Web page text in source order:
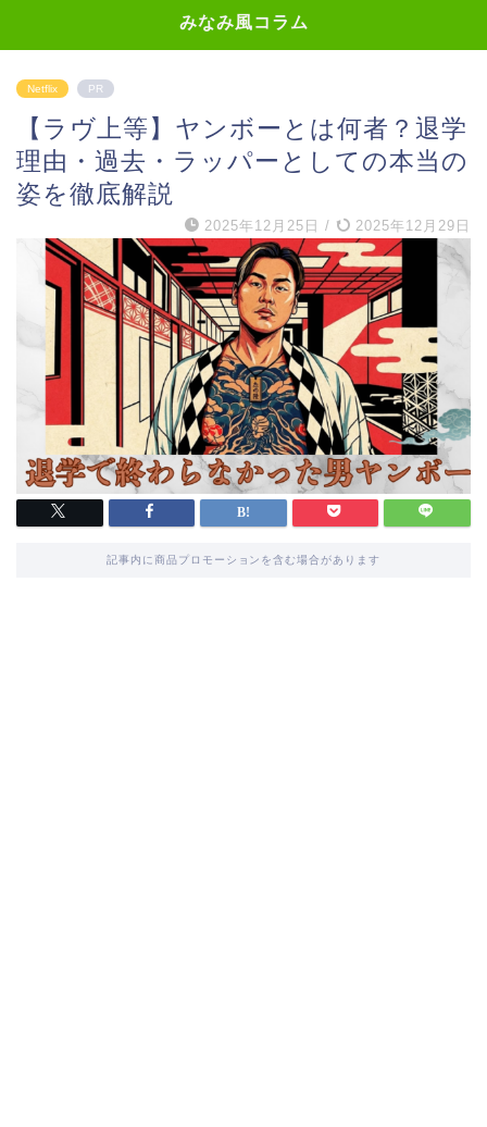
みなみ風コラム
Netflix PR
【ラヴ上等】ヤンボーとは何者？退学
理由・過去・ラッパーとしての本当の
姿を徹底解説
2025年12月25日 / 2025年12月29日
記事内に商品プロモーションを含む場合があります